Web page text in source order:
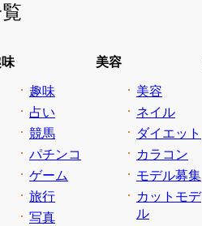
趣味
占い
競馬
パチンコ
ゲーム
旅行
写真
美容
美容
ネイル
ダイエット
カラコン
モデル募集
カットモデ
ル